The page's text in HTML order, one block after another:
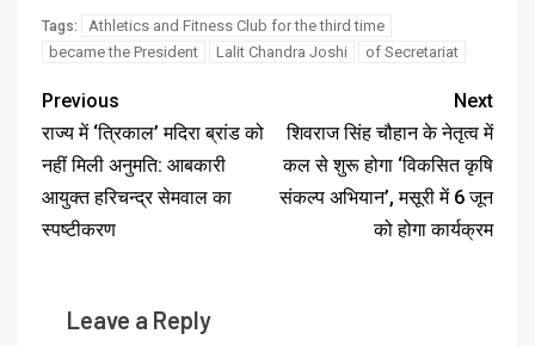
Tags:
Athletics and Fitness Club for the third time
became the President
Lalit Chandra Joshi of Secretariat
Previous
राज्य में ‘त्रिकाल’ मदिरा ब्रांड को
नहीं मिली अनुमति: आबकारी
आयुक्त हरिचन्द्र सेमवाल का
स्पष्टीकरण
Next
शिवराज सिंह चौहान के नेतृत्व में
कल से शुरू होगा ‘विकसित कृषि
संकल्प अभियान’, मसूरी में 6 जून
को होगा कार्यक्रम
Leave a Reply